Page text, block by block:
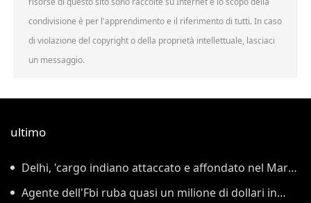
condivisione è per l'apprendimento e il riferimento di tutti. In caso
di violazione del copyright o della proprietà intellettuale, lasciaci
un messaggio.
ultimo
Delhi, 'cargo indiano attaccato e affondato nel Mar
Rosso'
Agente dell'Fbi ruba quasi un milione di dollari in